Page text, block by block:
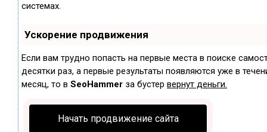
системах.
Ускорение продвижения
Если вам трудно попасть на первые места в поиске
десятки раз, а первые результаты появляются уже в
месяц, то в SeoHammer за бустер вернут деньги.
Начать продвижение сайта